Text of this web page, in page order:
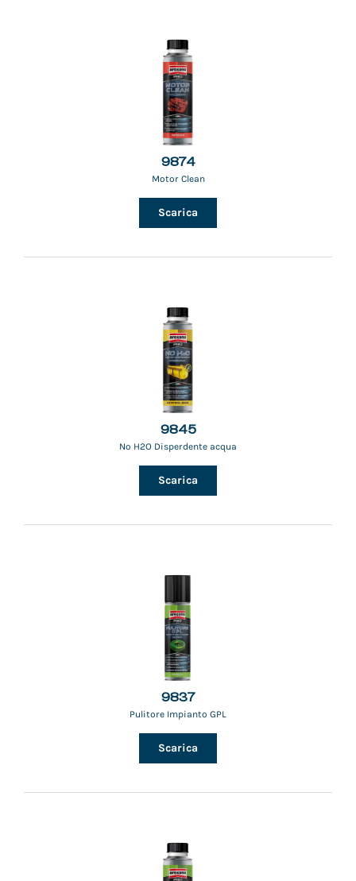
9874
Motor Clean
Scarica
9845
No H2O Disperdente acqua
Scarica
9837
Pulitore Impianto GPL
Scarica